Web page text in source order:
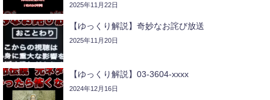
2025年11月22日
【ゆっくり解説】奇妙なお詫び放送
2025年11月20日
【ゆっくり解説】03-3604-xxxx
2024年12月16日